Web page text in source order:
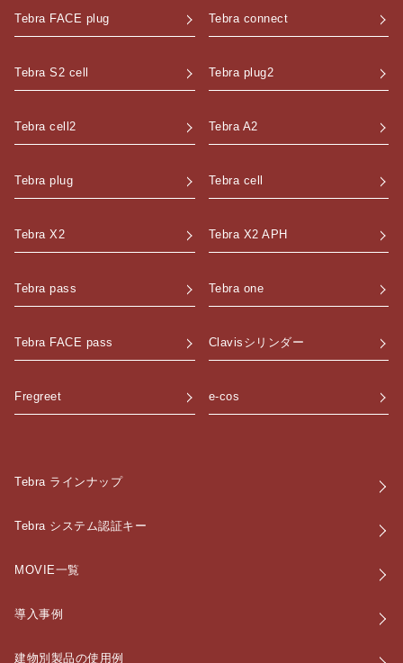
Tebra FACE plug Tebra connect
Tebra S2 cell Tebra plug2
Tebra cell2 Tebra A2
Tebra plug Tebra cell
Tebra X2 Tebra X2 APH
Tebra pass Tebra one
Tebra FACE pass Clavisシリンダー
Fregreet e-cos
Tebra ラインナップ
Tebra システム認証キー
MOVIE一覧
導入事例
建物別製品の使用例